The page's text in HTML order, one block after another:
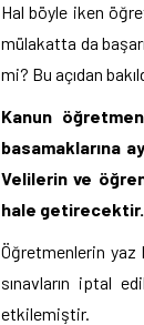
Hal böyle iken
mülakatta da
mi? Bu açıdan
Kanun
basamaklarına
Velilerin ve
hale getirecektir.
Öğretmenlerin yaz
sınavların iptal
etkilemiştir.